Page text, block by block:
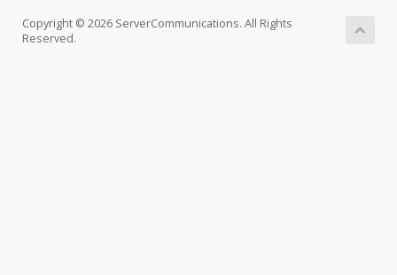
Copyright © 2026 ServerCommunications. All Rights
Reserved.